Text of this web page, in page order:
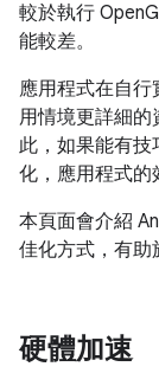
較於執行
能較差。
應用程式在自
用情境更詳細的
此，如果能有技
化，應用程式的
本頁面會介紹
佳化方式，有助
硬體加速